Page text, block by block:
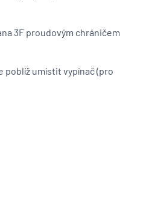
3F proudovým chráničem
poblíž umístit vypínač (pro